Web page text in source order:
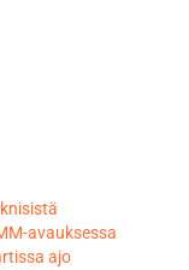
avauksessa
ajo